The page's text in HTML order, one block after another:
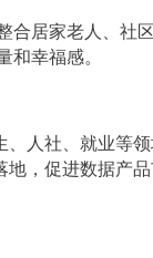
合居家老人、社
幸福感。
、人社、就业等
，促进数据产